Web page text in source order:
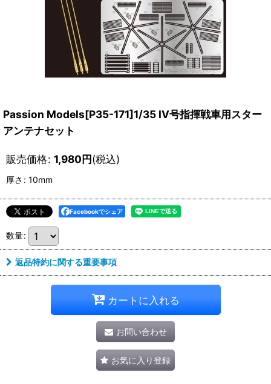
Passion Models[P35-171]1/35 IV号指揮戦車用スター
アンテナセット
販売価格: 1,980円(税込)
厚さ : 10mm
Facebookでシェア
数量:
返品特約に関する重要事項
カートに入れる
お問い合わせ
お気に入り登録